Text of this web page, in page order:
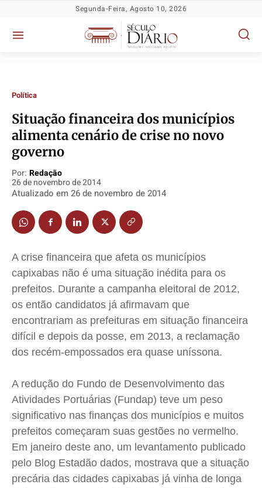
Política
Socioeconômicas
TV Século
Justiça
Educação
Segurança
Saúde
Cidades
Direitos
Economia
Cultura
Colunas
Gustavo Bastos
Jr Mignone (in memorian)
Wanda Sily
Publicidade Legal
Política
Socioeconômicas
TV Século
Justiça
Educação
Segurança
Saúde
Cidades
Direitos
Economia
Cultura
Colunas
Gustavo Bastos
Jr Mignone (in memorian)
Wanda Sily
Publicidade Legal
Política
Socioeconômicas
TV Século
Justiça
Educação
Segurança
Saúde
Cidades
Direitos
Economia
Cultura
Colunas
Gustavo Bastos
Jr Mignone (in memorian)
Wanda Sily
Publicidade Legal
Política
Socioeconômicas
TV Século
Justiça
Educação
Segurança
Saúde
Cidades
Direitos
Economia
Cultura
Colunas
Gustavo Bastos
Jr Mignone (in memorian)
Wanda Sily
Publicidade Legal
Segunda-Feira, Agosto 10, 2026
Política
Situação financeira dos municípios
alimenta cenário de crise no novo
governo
Por: Redação
26 de novembro de 2014
Atualizado em 26 de novembro de 2014
A crise financeira que afeta os municípios
capixabas não é uma situação inédita para os
prefeitos. Durante a campanha eleitoral de 2012,
os então candidatos já afirmavam que
encontrariam as prefeituras em situação financeira
difícil e depois da posse, em 2013, a reclamação
dos recém-empossados era quase uníssona.
A redução do Fundo de Desenvolvimento das
Atividades Portuárias (Fundap) teve um peso
significativo nas finanças dos municípios e muitos
prefeitos começaram suas gestões no vermelho.
Em janeiro deste ano, um levantamento publicado
pelo Blog Estadão dados, mostrava que a situação
precária das cidades capixabas já vinha de longa